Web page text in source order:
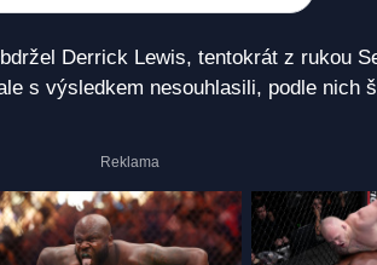
Derrick Lewis, tentokrát z rukou
s výsledkem nesouhlasili, podle nich